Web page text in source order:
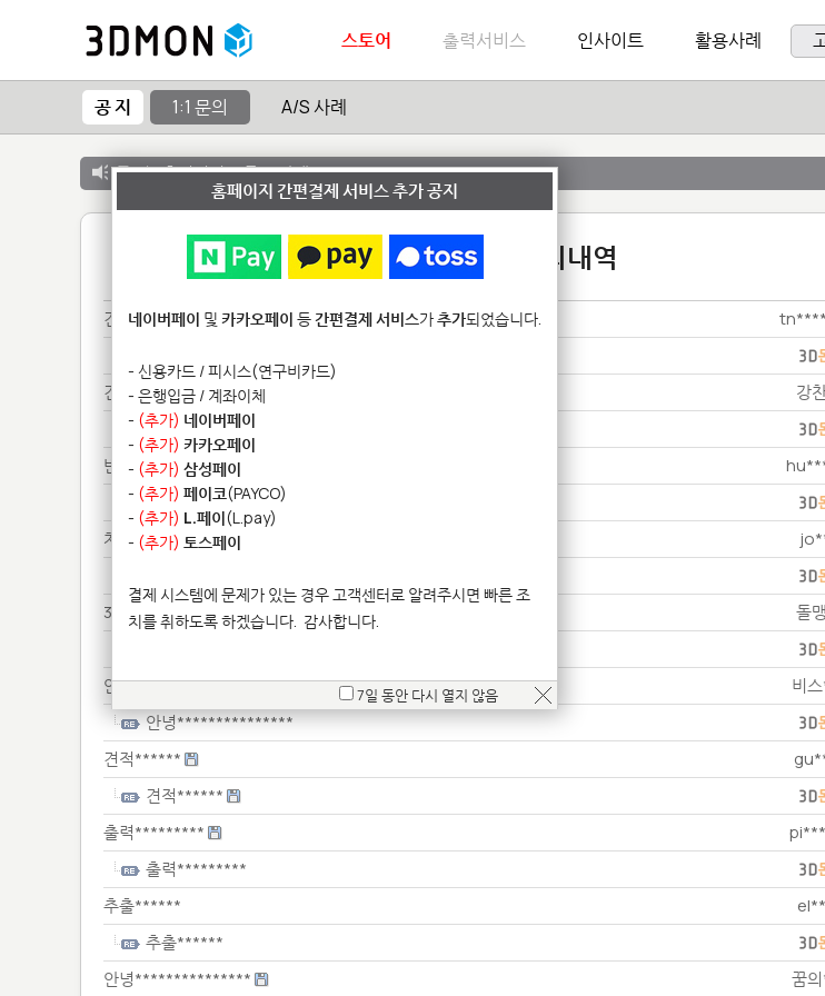
스토어 출력서비스 인사이트 활용사례
공 지 1:1 문의 A/S 사례
공 지 :출력서비스 종료 안내
1:1 문의내역
견적***
견적******** 강
견적********
반투*********
반투*********
차체*****************
3d**** 돌
안녕*************** 비
안녕***************
견적******
견적******
출력*********
출력*********
추출******
추출******
안녕*************** 꿈
홈페이지 간편결제 서비스 추가 공지
네이버페이 및 카카오페이 등간편결제 서비스가추가되었습니다.
- 신용카드 / 피시스(연구비카드)
- 은행입금 / 계좌이체
- (추가) 네이버페이
- (추가) 카카오페이
- (추가) 삼성페이
- (추가) 페이코(PAYCO)
- (추가) L.페이(L.pay)
- (추가) 토스페이
결제 시스템에 문제가 있는 경우 고객센터로 알려주시면 빠른 조
치를 취하도록 하겠습니다. 감사합니다.
7일 동안 다시 열지 않음